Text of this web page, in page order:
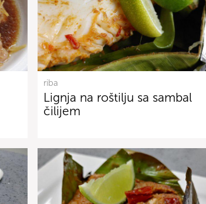
riba
Lignja na roštilju sa sambal
čilijem